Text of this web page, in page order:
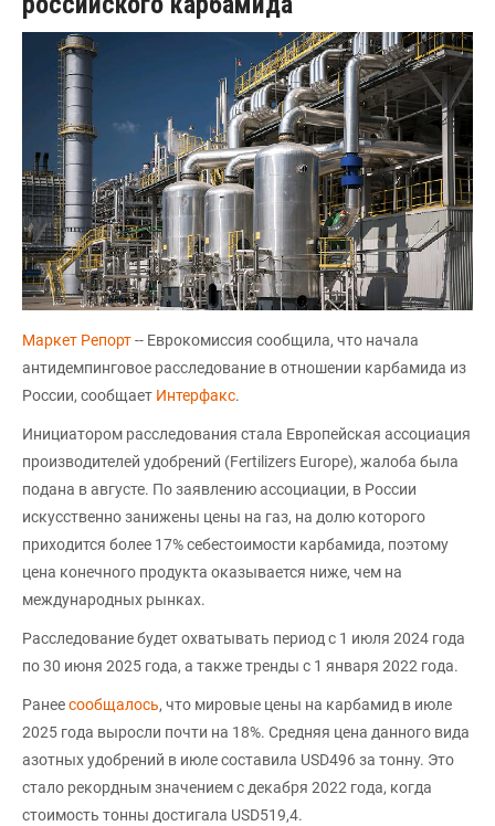
Маркет Репорт-- Еврокомиссия сообщила, что начала
антидемпинговое расследование в отношении карбамида из
России, сообщает Интерфакс.
Инициатором расследования стала Европейская ассоциация
производителей удобрений (Fertilizers Europe), жалоба была
подана в августе. По заявлению ассоциации, в России
искусственно занижены цены на газ, на долю которого
приходится более 17% себестоимости карбамида, поэтому
цена конечного продукта оказывается ниже, чем на
международных рынках.
Расследование будет охватывать период с 1 июля 2024 года
по 30 июня 2025 года, а также тренды с 1 января 2022 года.
Ранеесообщалось, что мировые цены на карбамид в июле
2025 года выросли почти на 18%. Средняя цена данного вида
азотных удобрений в июле составила USD496 за тонну. Это
стало рекордным значением с декабря 2022 года, когда
стоимость тонны достигала USD519,4.